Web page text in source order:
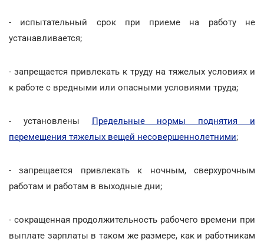
- испытательный срок при приеме на работу не
устанавливается;
- запрещается привлекать к труду на тяжелых условиях и
к работе с вредными или опасными условиями труда;
- установлены Предельные нормы поднятия и
перемещения тяжелых вещей несовершеннолетними;
- запрещается привлекать к ночным, сверхурочным
работам и работам в выходные дни;
- сокращенная продолжительность рабочего времени при
выплате зарплаты в таком же размере, как и работникам